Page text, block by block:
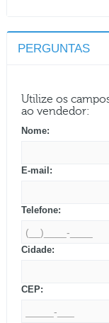
PERGUNTAS
Utilize os
ao vendedor:
Nome:
E-mail:
Telefone:
Cidade:
CEP: